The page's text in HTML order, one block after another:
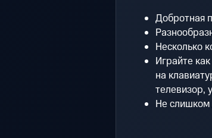
Добротная
Несколько
Играйте
на
телевизор,
Не слишком